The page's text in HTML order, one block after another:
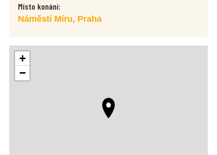
Místo konání:
Náměstí Míru, Praha
+
−